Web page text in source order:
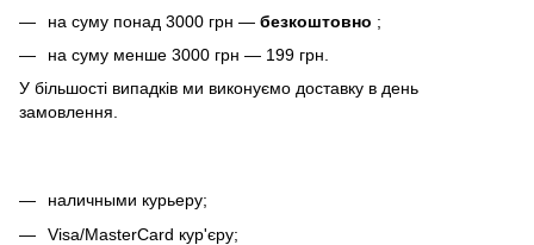
на суму понад 3000 грн — безкоштовно ;
на суму менше 3000 грн — 199 грн.
У більшості випадків ми виконуємо доставку в день
замовлення.
наличными курьеру;
Visa/MasterCard кур'єру;